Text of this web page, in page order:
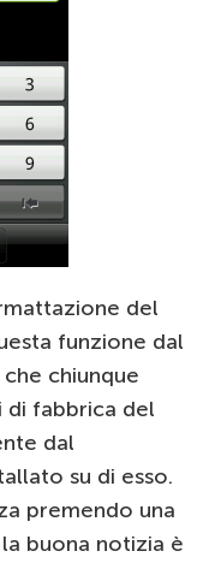
del
funzione dal
chiunque
di fabbrica del
dal
su di esso.
premendo una
buona notizia è